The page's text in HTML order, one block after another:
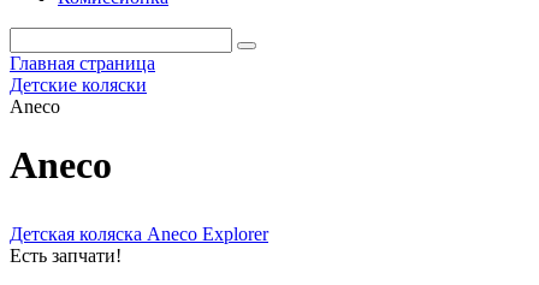
Главная страница
Детские коляски
Aneco
Aneco
Детская коляска Aneco Explorer
Есть запчати!